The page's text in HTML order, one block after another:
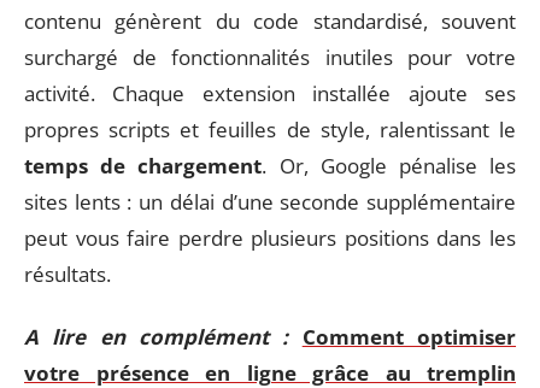
contenu génèrent du code standardisé, souvent
surchargé de fonctionnalités inutiles pour votre
activité. Chaque extension installée ajoute ses
propres scripts et feuilles de style, ralentissant le
temps de chargement. Or, Google pénalise les
sites lents : un délai d’une seconde supplémentaire
peut vous faire perdre plusieurs positions dans les
résultats.
A lire en complément : Comment optimiser
votre présence en ligne grâce au tremplin